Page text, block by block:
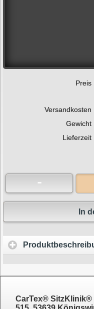
Preis
Versandkosten
Gewicht
Lieferzeit
In
CarTex® SitzKlinik®